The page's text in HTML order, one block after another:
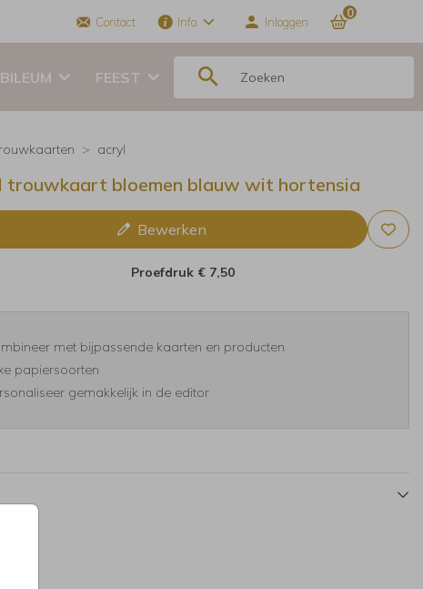
Contact Info Inloggen
0
FEEST
BEDANKKAART
acryl
trouwkaart bloemen blauw wit hortensia
Bewerken
Proefdruk € 7,50
met bijpassende kaarten en producten
papiersoorten
gemakkelijk in de editor